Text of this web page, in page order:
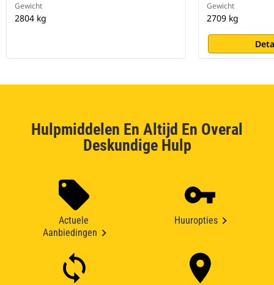
Gewicht
2804 kg
Gewicht
2709 kg
Hulpmiddelen En Altijd En Overal
Deskundige Hulp
Actuele
Aanbiedingen
Huuropties